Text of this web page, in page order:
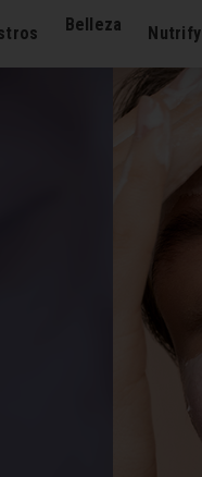
Belleza Nutrify